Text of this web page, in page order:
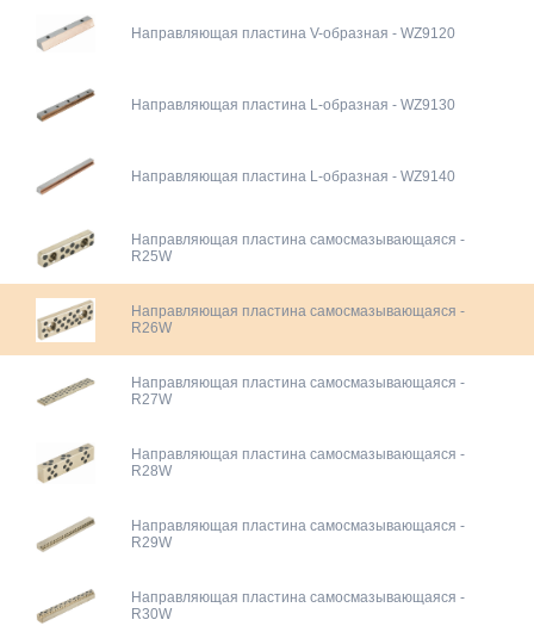
Направляющая пластина V-образная - WZ9120
Направляющая пластина L-образная - WZ9130
Направляющая пластина L-образная - WZ9140
Направляющая пластина самосмазывающаяся -
R25W
Направляющая пластина самосмазывающаяся -
R26W
Направляющая пластина самосмазывающаяся -
R27W
Направляющая пластина самосмазывающаяся -
R28W
Направляющая пластина самосмазывающаяся -
R29W
Направляющая пластина самосмазывающаяся -
R30W